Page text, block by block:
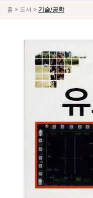
홈 > 도서 > 기술/공학